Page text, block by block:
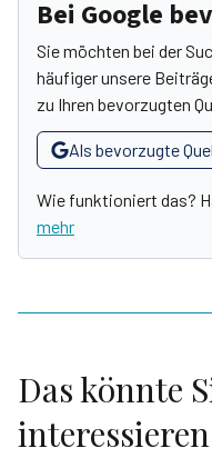
Bei Google
Sie möchten bei der
häufiger unsere
zu Ihren bevorzugten
Als bevorzugte
Wie funktioniert das?
mehr
Das könnte
interessieren